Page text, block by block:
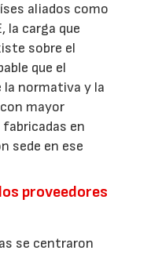
aliados como
la carga que
sobre el
que el
la normativa y la
mayor
en
sede en ese
proveedores
se centraron